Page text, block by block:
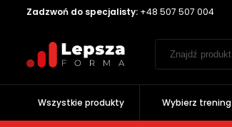
Zadzwoń do specjalisty:+48 507 507 004
Wszystkie produkty Wybierz trening